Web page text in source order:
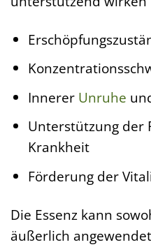
Innerer Unruhe
Unterstützung der
Krankheit
Förderung der
Die Essenz kann
äußerlich